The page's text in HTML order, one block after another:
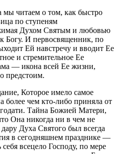
мы читаем о том, как быстро
по ступеням
Духом Святым и любовью
Богу. И первосвященник, по
Ей навстречу и вводит Ее
и стремительное Ее
— икона всей Ее жизни,
предстоим.
Которое имело самое
более чем кто-либо приняла от
Тайна Божией Матери,
Она никогда ни в чем не
Духа Святого был всегда
в сегодняшнем празднике —
всецело Господу, по мере